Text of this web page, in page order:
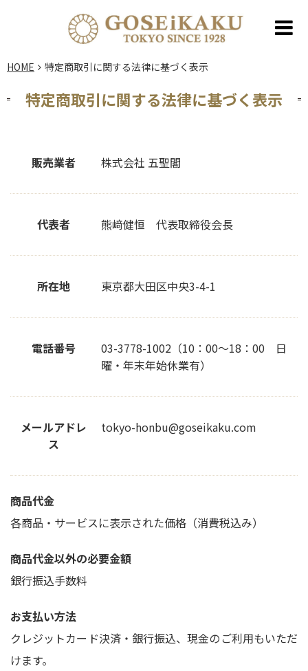
HOME 特定商取引に関する法律に基づく表示
特定商取引に関する法律に基づく表示
販売業者 株式会社 五聖閣
代表者 熊﨑健恒 代表取締役会長
所在地 東京都大田区中央3-4-1
電話番号
03-3778-1002（10：00～18：00 日
曜・年末年始休業有）
メールアドレ
ス
tokyo-honbu@goseikaku.com
商品代金
各商品・サービスに表示された価格（消費税込み）
商品代金以外の必要金額
銀行振込手数料
お支払い方法
クレジットカード決済・銀行振込、現金のご利用もいただ
けます。